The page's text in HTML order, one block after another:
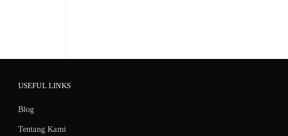
USEFUL LINKS
Blog
Tentang Kami